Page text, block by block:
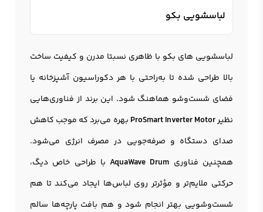
لباسشویی بکو
لباسشویی های بکو با ظاهری نسبتا مدرن و کیفیت ساخت
بالا طراحی شده تا به‌راحتی با هر دکوراسیون آشپزخانه یا
فضای شست‌وشو هماهنگ شود. این برند از فناوری‌هایی
نظیرProSmart Inverter Motor بهره می‌برد که موجب کاهش
صدای دستگاه و صرفه‌جویی در مصرف انرژی می‌شود.
همچنین فناوری AquaWave Drumبا طراحی خاص دیگ،
حرکتی ملایم‌تر و مؤثرتر روی لباس‌ها ایجاد می‌کند تا هم
شست‌وشویی بهتر انجام شود و هم بافت پارچه‌ها سالم